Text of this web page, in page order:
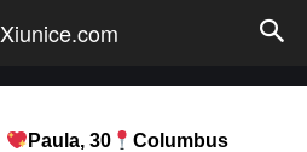
Xiunice.com
Paula, 30 Columbus